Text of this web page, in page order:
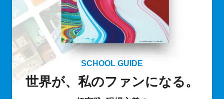
SCHOOL GUIDE
世界が、私のファンになる。